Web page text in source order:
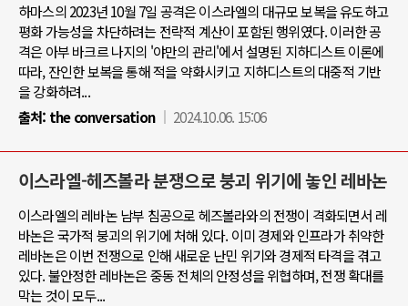
하마스의 2023년 10월 7일 공격은 이스라엘의 대규모 보복을 유도하고
평화 가능성을 차단하려는 전략적 계산이 포함된 행위였다. 이러한 공
격은 아부 바크르 나지의 '야만의 관리'에서 설명된 지하디스트 이론에
따라, 잔인한 보복을 통해 적을 약화시키고 지하디스트의 대중적 기반
을 강화하려...
출처: the conversation 2024.10.06. 15:06
이스라엘-헤즈볼라 분쟁으로 붕괴 위기에 놓인 레바논
이스라엘의 레바논 남부 침공으로 헤즈볼라와의 전쟁이 격화되면서 레
바논은 국가적 붕괴의 위기에 처해 있다. 이미 경제와 인프라가 취약한
레바논은 이번 전쟁으로 인해 새로운 난민 위기와 경제적 타격을 겪고
있다. 불안정한 레바논은 중동 전체의 안정성을 위협하며, 전쟁 확대를
막는 것이 모두...